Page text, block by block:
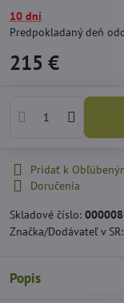
10 dní
Predpokladaný deň
215 €
Pridať k
Doručenia
Skladové číslo:
Značka/Dodávateľ v SR:
Popis